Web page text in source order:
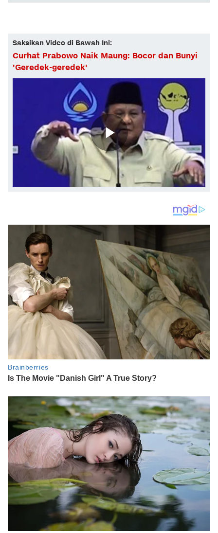
Saksikan Video di Bawah Ini:
Curhat Prabowo Naik Maung: Bocor dan Bunyi
'Geredek-geredek'